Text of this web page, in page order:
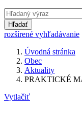
Hľadať
rozšírené vyhľadávanie
Úvodná stránka
Obec
Aktuality
PRAKTICKÉ
Vytlačiť